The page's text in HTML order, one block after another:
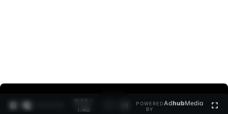
0:12 /
1:40
POWERED
BY
AdhubMedia